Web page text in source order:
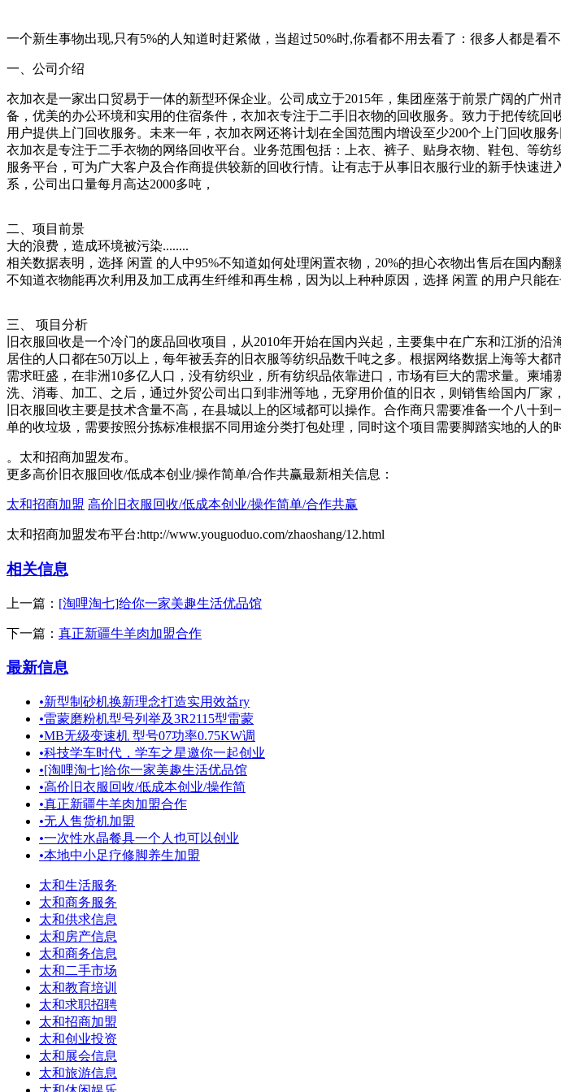
一个新生事物出现,只有5%的人知道时赶紧做，当超过50%时,你看都不用去看了：很多人都是看
一、公司介绍
衣加衣是一家出口贸易于一体的新型环保企业。公司成立于2015年，集团座落于前景广阔的广
备，优美的办公环境和实用的住宿条件，衣加衣专注于二手旧衣物的回收服务。致力于把传统
用户提供上门回收服务。未来一年，衣加衣网还将计划在全国范围内增设至少200个上门回收服
衣加衣是专注于二手衣物的网络回收平台。业务范围包括：上衣、裤子、贴身衣物、鞋包、等
服务平台，可为广大客户及合作商提供较新的回收行情。让有志于从事旧衣服行业的新手快速
系，公司出口量每月高达2000多吨，
二、项目前景
大的浪费，造成环境被污染........
相关数据表明，选择 闲置 的人中95%不知道如何处理闲置衣物，20%的担心衣物出售后在国内
不知道衣物能再次利用及加工成再生纤维和再生棉，因为以上种种原因，选择 闲置 的用户只能
三、 项目分析
旧衣服回收是一个冷门的废品回收项目，从2010年开始在国内兴起，主要集中在广东和江浙的
居住的人口都在50万以上，每年被丢弃的旧衣服等纺织品数千吨之多。根据网络数据上海等大
需求旺盛，在非洲10多亿人口，没有纺织业，所有纺织品依靠进口，市场有巨大的需求量。柬
洗、消毒、加工、之后，通过外贸公司出口到非洲等地，无穿用价值的旧衣，则销售给国内厂家
旧衣服回收主要是技术含量不高，在县城以上的区域都可以操作。合作商只需要准备一个八十
单的收垃圾，需要按照分拣标准根据不同用途分类打包处理，同时这个项目需要脚踏实地的人的
。太和招商加盟发布。
更多高价旧衣服回收/低成本创业/操作简单/合作共赢最新相关信息：
太和招商加盟 高价旧衣服回收/低成本创业/操作简单/合作共赢
太和招商加盟发布平台:http://www.youguoduo.com/zhaoshang/12.html
相关信息
上一篇： [淘哩淘七]给你一家美趣生活优品馆
下一篇： 真正新疆牛羊肉加盟合作
最新信息
•新型制砂机换新理念打造实用效益ry
•雷蒙磨粉机型号列举及3R2115型雷蒙
•MB无级变速机 型号07功率0.75KW调
•科技学车时代，学车之星邀你一起创业
•[淘哩淘七]给你一家美趣生活优品馆
•高价旧衣服回收/低成本创业/操作简
•真正新疆牛羊肉加盟合作
•无人售货机加盟
•一次性水晶餐具一个人也可以创业
•本地中小足疗修脚养生加盟
太和生活服务
太和商务服务
太和供求信息
太和房产信息
太和商务信息
太和二手市场
太和教育培训
太和求职招聘
太和招商加盟
太和创业投资
太和展会信息
太和旅游信息